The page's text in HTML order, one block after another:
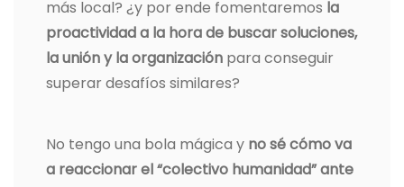
más local? ¿y por ende fomentaremos la
proactividad a la hora de buscar soluciones,
la unión y la organización para conseguir
superar desafíos similares?
No tengo una bola mágica y no sé cómo va
a reaccionar el “colectivo humanidad” ante